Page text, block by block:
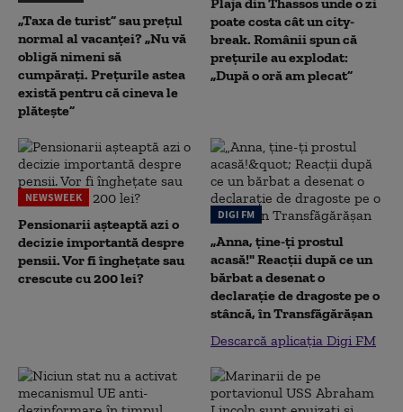
„Taxa de turist” sau prețul
normal al vacanței? „Nu vă
obligă nimeni să
cumpărați. Prețurile astea
există pentru că cineva le
plătește”
poate costa cât un city-
break. Românii spun că
prețurile au explodat:
„După o oră am plecat”
NEWSWEEK
Pensionarii așteaptă azi o
decizie importantă despre
pensii. Vor fi înghețate sau
crescute cu 200 lei?
DIGI FM
„Anna, ţine-ţi prostul
acasă!" Reacţii după ce un
bărbat a desenat o
declaraţie de dragoste pe o
stâncă, în Transfăgărăşan
Descarcă aplicația Digi FM